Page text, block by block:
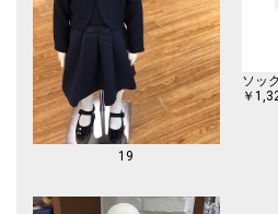
19
ソッ
￥